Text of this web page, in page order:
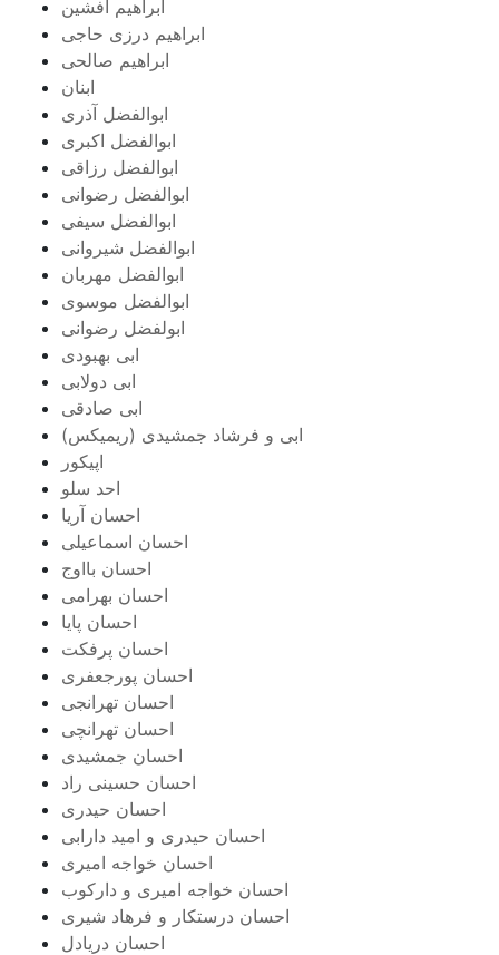
ابراهیم افشین
ابراهیم درزی حاجی
ابراهیم صالحی
ابنان
ابوالفضل آذری
ابوالفضل اکبری
ابوالفضل رزاقی
ابوالفضل رضوانی
ابوالفضل سیفی
ابوالفضل شیروانی
ابوالفضل مهربان
ابوالفضل موسوی
ابولفضل رضوانی
ابی بهبودی
ابی دولابی
ابی صادقی
ابی و فرشاد جمشیدی (ریمیکس)
اپیکور
احد سلو
احسان آریا
احسان اسماعیلی
احسان بااوج
احسان بهرامی
احسان پایا
احسان پرفکت
احسان پورجعفری
احسان تهرانجی
احسان تهرانچی
احسان جمشیدی
احسان حسینی راد
احسان حیدری
احسان حیدری و امید دارابی
احسان خواجه امیری
احسان خواجه امیری و دارکوب
احسان درستكار و فرهاد شيرى
احسان دریادل